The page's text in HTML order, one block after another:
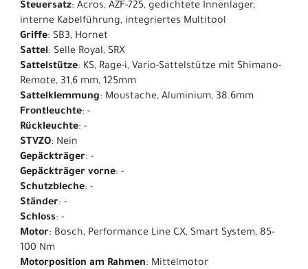
Steuersatz: Acros, AZF-725, gedichtete Innenlager,
interne Kabelführung, integriertes Multitool
Griffe: SB3, Hornet
Sattel: Selle Royal, SRX
Sattelstütze: KS, Rage-i, Vario-Sattelstütze mit Shimano-
Remote, 31,6 mm, 125mm
Sattelklemmung: Moustache, Aluminium, 38.6mm
Frontleuchte: -
Rückleuchte: -
STVZO: Nein
Gepäckträger: -
Gepäckträger vorne: -
Schutzbleche: -
Ständer: -
Schloss: -
Motor: Bosch, Performance Line CX, Smart System, 85-
100 Nm
Motorposition am Rahmen: Mittelmotor